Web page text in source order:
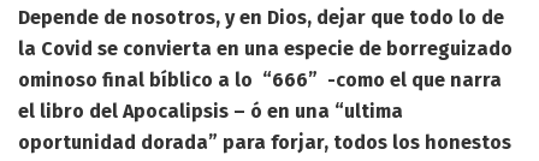
Depende de nosotros, y en Dios, dejar que todo lo de
la Covid se convierta en una especie de borreguizado
ominoso final bíblico a lo “666” -como el que narra
el libro del Apocalipsis – ó en una “ultima
oportunidad dorada” para forjar, todos los honestos